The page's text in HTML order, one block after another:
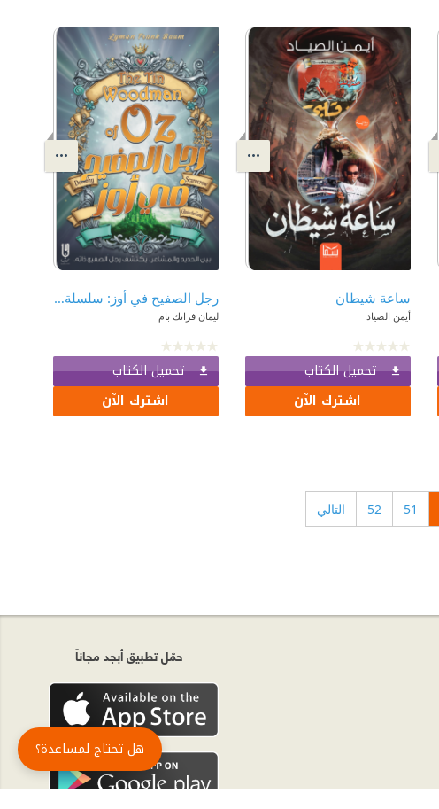
ساعة شيطان
أيمن الصياد
تحميل الكتاب
اشترك الآن
رجل الصفيح في أوز: سلسلة أوز - الكتاب الثاني عشر | The Tin Woodman Of Oz
ليمان فرانك بام
تحميل الكتاب
اشترك الآن
51
52 التالي
حمّل تطبيق أبجد مجاناً
هل تحتاج لمساعدة؟